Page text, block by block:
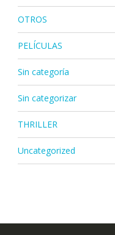
OTROS
PELÍCULAS
Sin categoría
Sin categorizar
THRILLER
Uncategorized